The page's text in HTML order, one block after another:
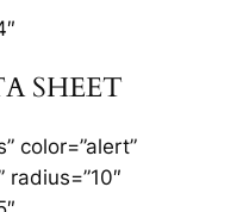
SHEET
color=”alert”
radius=”10″